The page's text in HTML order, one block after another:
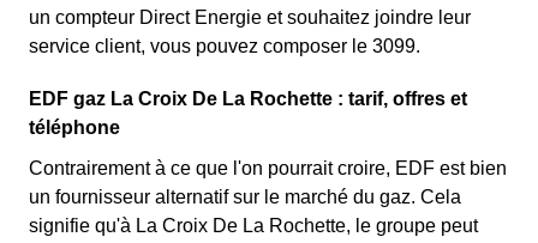
un compteur Direct Energie et souhaitez joindre leur
service client, vous pouvez composer le 3099.
EDF gaz La Croix De La Rochette : tarif, offres et
téléphone
Contrairement à ce que l'on pourrait croire, EDF est bien
un fournisseur alternatif sur le marché du gaz. Cela
signifie qu'à La Croix De La Rochette, le groupe peut